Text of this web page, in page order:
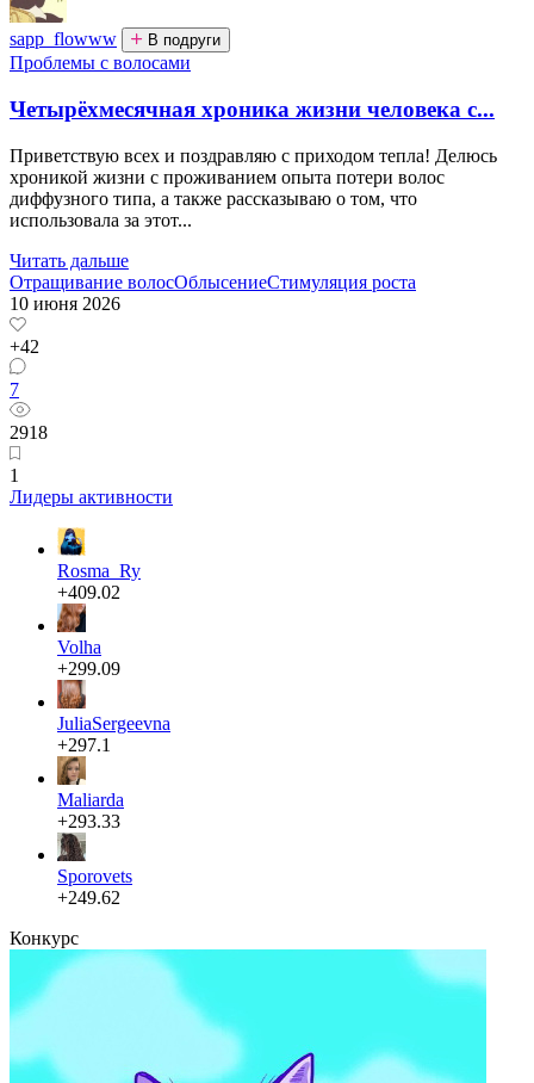
sapp_flowww В подруги
Проблемы с волосами
Четырёхмесячная хроника жизни человека с...
Приветствую всех и поздравляю с приходом тепла! Делюсь
хроникой жизни с проживанием опыта потери волос
диффузного типа, а также рассказываю о том, что
использовала за этот...
Читать дальше
Отращивание волосОблысениеСтимуляция роста
10 июня 2026
+42
7
2918
1
Лидеры активности
Rosma_Ry
+409.02
Volha
+299.09
JuliaSergeevna
+297.1
Maliarda
+293.33
Sporovets
+249.62
Конкурс